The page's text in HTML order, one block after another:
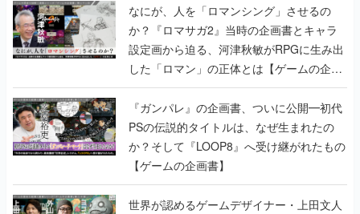
なにが、人を「ロマンシング」させるの
か？『ロマサガ2』当時の企画書とキャラ
設定画から迫る、河津秋敏がRPGに生み出
した「ロマン」の正体とは【ゲームの企画
書】
『ガンパレ』の企画書、ついに公開━初代
PSの伝説的タイトルは、なぜ生まれたの
か？そして『LOOP8』へ受け継がれたもの
【ゲームの企画書】
世界が認めるゲームデザイナー・上田文人